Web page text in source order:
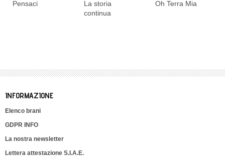
Pensaci
La storia
continua
Oh Terra Mia
INFORMAZIONE
Elenco brani
GDPR INFO
La nostra newsletter
Lettera attestazione S.I.A.E.